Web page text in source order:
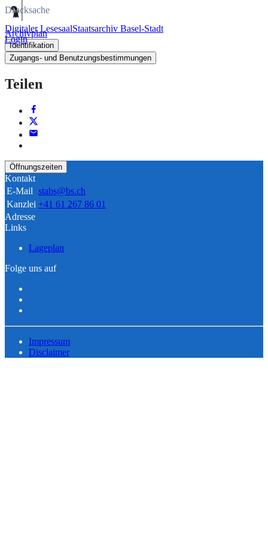
Digitaler LesesaalStaatsarchiv Basel-Stadt
Login
Drucksache
Archivplan
Identifikation
Zugangs- und Benutzungsbestimmungen
Teilen
Öffnungszeiten
Kontakt
E-Mail stabs@bs.ch
Kanzlei +41 61 267 86 01
Adresse
Links
Lageplan
Folge uns auf
Impressum
Disclaimer